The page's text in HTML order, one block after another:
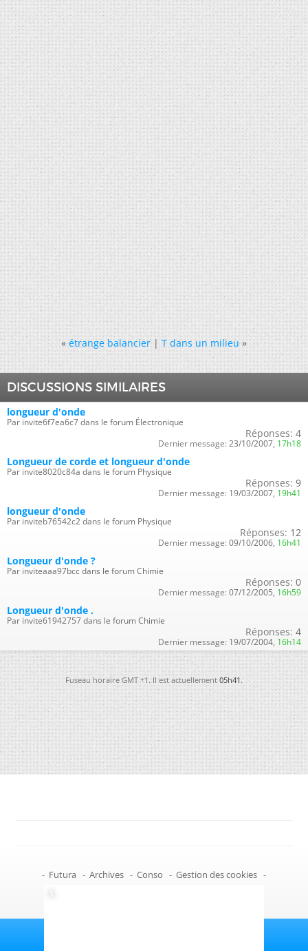
« étrange balancier|T dans un milieu »
DISCUSSIONS SIMILAIRES
longueur d'onde
Par invite6f7ea6c7 dans le forum Électronique
Réponses: 4
Dernier message: 23/10/2007, 17h18
Longueur de corde et longueur d'onde
Par invite8020c84a dans le forum Physique
Réponses: 9
Dernier message: 19/03/2007, 19h41
longueur d'onde
Par inviteb76542c2 dans le forum Physique
Réponses: 12
Dernier message: 09/10/2006, 16h41
Longueur d'onde ?
Par inviteaaa97bcc dans le forum Chimie
Réponses: 0
Dernier message: 07/12/2005, 16h59
Longueur d'onde .
Par invite61942757 dans le forum Chimie
Réponses: 4
Dernier message: 19/07/2004, 16h14
Fuseau horaire GMT +1. Il est actuellement05h41.
- Futura - Archives - Conso - Gestion des cookies -